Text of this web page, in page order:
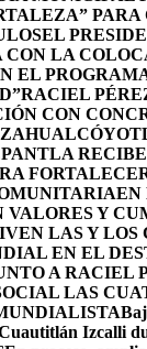
EL
LA
EL
RACIEL
CON
RECIBE
EN
VALORES Y
LAS Y LOS
EN EL
A RACIEL
LAS
Izcalli